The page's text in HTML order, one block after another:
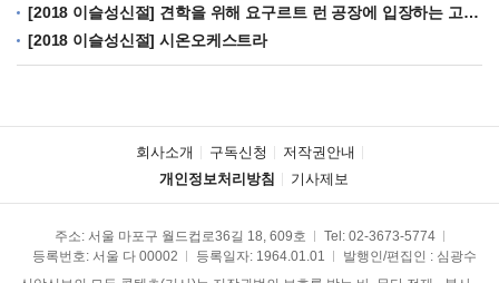
[2018 이슬성신절] 견학을 위해 요구르트 런 공장에 입장하는 고객들
[2018 이슬성신절] 시온오케스트라
회사소개 구독신청
저작권안내
개인정보처리방침
기사제보
주소: 서울 마포구 월드컵로36길 18, 609호 Tel: 02-3673-5774
등록번호: 서울 다 00002
등록일자: 1964.01.01
발행인/편집인 : 심광수